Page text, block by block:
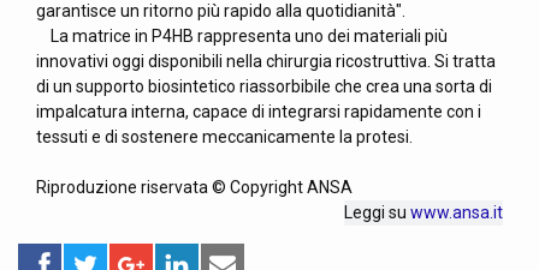
garantisce un ritorno più rapido alla quotidianità".
La matrice in P4HB rappresenta uno dei materiali più
innovativi oggi disponibili nella chirurgia ricostruttiva. Si tratta
di un supporto biosintetico riassorbibile che crea una sorta di
impalcatura interna, capace di integrarsi rapidamente con i
tessuti e di sostenere meccanicamente la protesi.
Riproduzione riservata © Copyright ANSA
Leggi su www.ansa.it